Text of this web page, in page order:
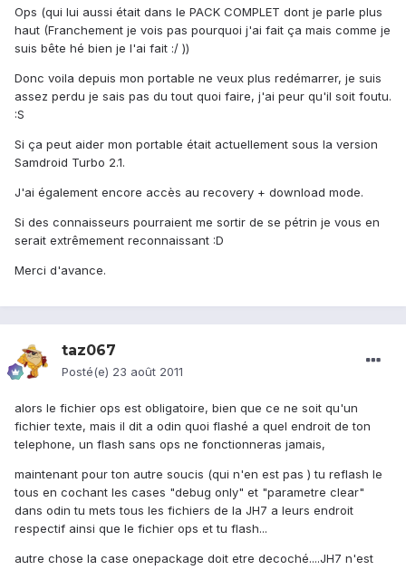
Ops (qui lui aussi était dans le PACK COMPLET dont je parle plus
haut (Franchement je vois pas pourquoi j'ai fait ça mais comme je
suis bête hé bien je l'ai fait :/ ))
Donc voila depuis mon portable ne veux plus redémarrer, je suis
assez perdu je sais pas du tout quoi faire, j'ai peur qu'il soit foutu.
:S
Si ça peut aider mon portable était actuellement sous la version
Samdroid Turbo 2.1.
J'ai également encore accès au recovery + download mode.
Si des connaisseurs pourraient me sortir de se pétrin je vous en
serait extrêmement reconnaissant :D
Merci d'avance.
taz067
Posté(e) 23 août 2011
alors le fichier ops est obligatoire, bien que ce ne soit qu'un
fichier texte, mais il dit a odin quoi flashé a quel endroit de ton
telephone, un flash sans ops ne fonctionneras jamais,
maintenant pour ton autre soucis (qui n'en est pas ) tu reflash le
tous en cochant les cases "debug only" et "parametre clear"
dans odin tu mets tous les fichiers de la JH7 a leurs endroit
respectif ainsi que le fichier ops et tu flash...
autre chose la case onepackage doit etre decoché....JH7 n'est